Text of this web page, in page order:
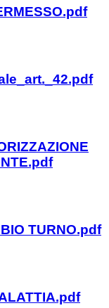
TURNO.pdf